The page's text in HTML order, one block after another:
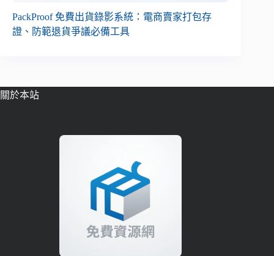
PackProof 免費出貨錄影系統：電商賣家打包存
證、防範退貨爭議必備工具
關於本站